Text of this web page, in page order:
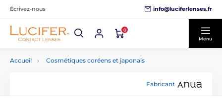
Écrivez-nous info@luciferlenses.fr
0
Menu
Accueil Cosmétiques coréens et japonais
Fabricant